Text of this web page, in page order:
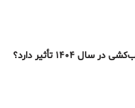
تأثیر دارد؟